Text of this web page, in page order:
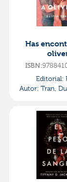
Has
ISBN:
Editorial:
Autor: Tran,